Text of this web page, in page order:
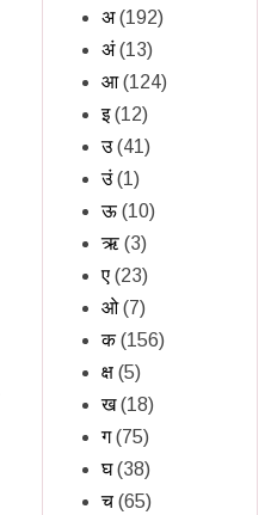
अ (192)
अं (13)
आ (124)
इ (12)
उ (41)
उं (1)
ऊ (10)
ऋ (3)
ए (23)
ओ (7)
क (156)
क्ष (5)
ख (18)
ग (75)
घ (38)
च (65)